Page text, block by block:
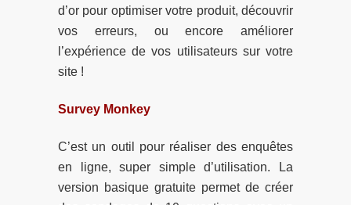
d’or pour optimiser votre produit, découvrir
vos erreurs, ou encore améliorer
l’expérience de vos utilisateurs sur votre
site !
Survey Monkey
C’est un outil pour réaliser des enquêtes
en ligne, super simple d’utilisation. La
version basique gratuite permet de créer